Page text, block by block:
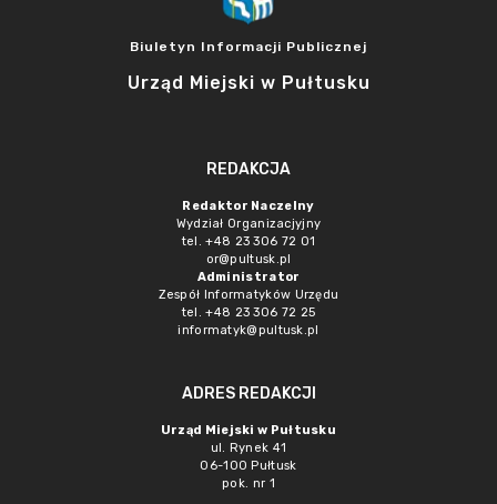
Biuletyn Informacji Publicznej
Urząd Miejski w Pułtusku
REDAKCJA
Redaktor Naczelny
Wydział Organizacjyjny
tel. +48 23 306 72 01
or@pultusk.pl
Administrator
Zespół Informatyków Urzędu
tel. +48 23 306 72 25
informatyk@pultusk.pl
ADRES REDAKCJI
Urząd Miejski w Pułtusku
ul. Rynek 41
06-100 Pułtusk
pok. nr 1